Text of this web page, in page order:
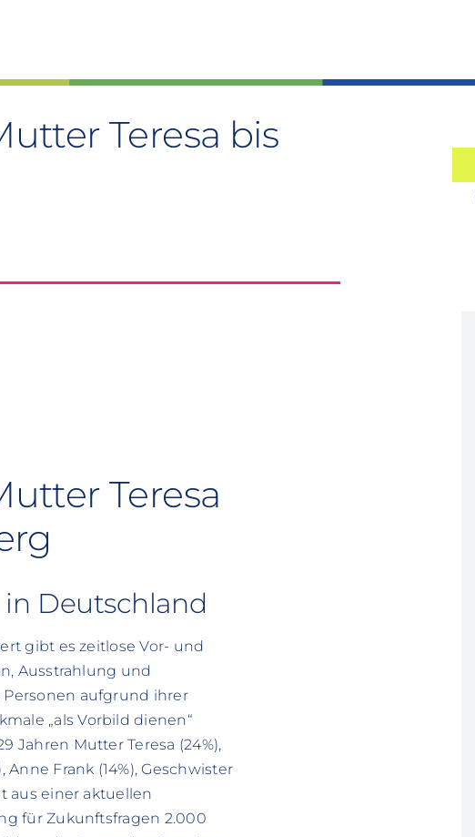
Teresa bis
Teresa
Deutschland
gibt es zeitlose Vor- und
Ausstrahlung und
Personen aufgrund ihrer
„als Vorbild dienen“
Jahren Mutter Teresa (24%),
Frank (14%), Geschwister
aus einer aktuellen
für Zukunftsfragen 2.000